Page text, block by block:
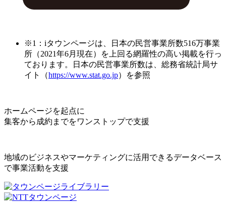
※1：iタウンページは、日本の民営事業所数516万事業
所（2021年6月現在）を上回る網羅性の高い掲載を行っ
ております。日本の民営事業所数は、総務省統計局サ
イト（https://www.stat.go.jp）を参照
ホームページを起点に
集客から成約までをワンストップで支援
地域のビジネスやマーケティングに活用できるデータベース
で事業活動を支援